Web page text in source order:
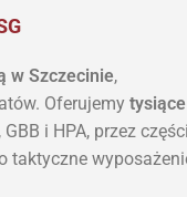
w Szczecinie,
Oferujemy tysiące
i HPA, przez części
taktyczne